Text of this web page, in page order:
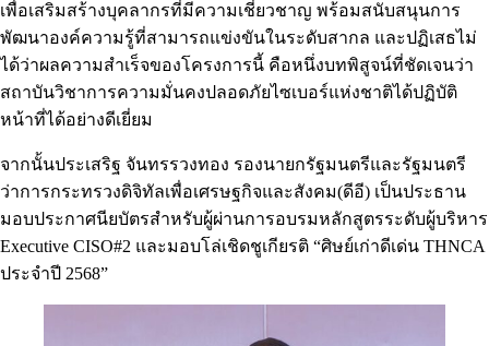
เพื่อเสริมสร้างบุคลากรที่มีความเชี่ยวชาญ พร้อมสนับสนุนการ
พัฒนาองค์ความรู้ที่สามารถแข่งขันในระดับสากล และปฏิเสธไม่
ได้ว่าผลความสำเร็จของโครงการนี้ คือหนึ่งบทพิสูจน์ที่ชัดเจนว่า
สถาบันวิชาการความมั่นคงปลอดภัยไซเบอร์แห่งชาติได้ปฏิบัติ
หน้าที่ได้อย่างดีเยี่ยม
จากนั้นประเสริฐ จันทรรวงทอง รองนายกรัฐมนตรีและรัฐมนตรี
ว่าการกระทรวงดิจิทัลเพื่อเศรษฐกิจและสังคม(ดีอี) เป็นประธาน
มอบประกาศนียบัตรสำหรับผู้ผ่านการอบรมหลักสูตรระดับผู้บริหาร
Executive CISO#2 และมอบโล่เชิดชูเกียรติ “ศิษย์เก่าดีเด่น THNCA
ประจำปี 2568”